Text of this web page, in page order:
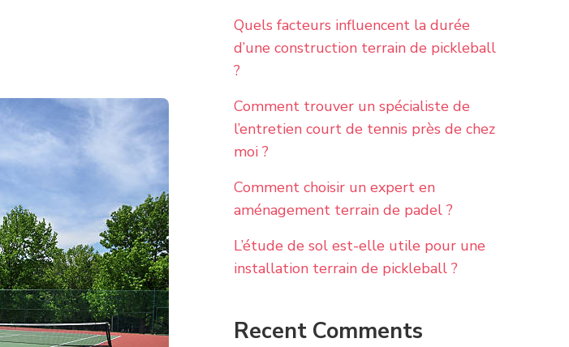
Quels facteurs influencent la durée
d’une construction terrain de pickleball
?
Comment trouver un spécialiste de
l’entretien court de tennis près de chez
moi ?
Comment choisir un expert en
aménagement terrain de padel ?
L’étude de sol est-elle utile pour une
installation terrain de pickleball ?
Recent Comments